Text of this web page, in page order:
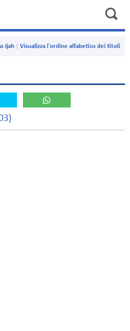
Visualizza l'ordine alfabetico dei titoli
Ijah